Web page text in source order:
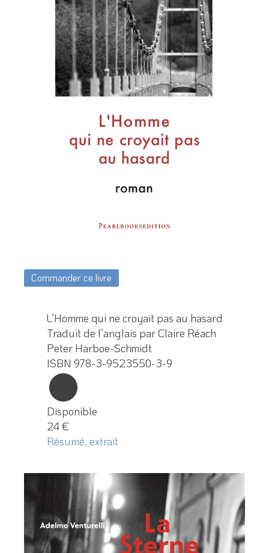
Commander ce livre
L’Homme qui ne croyait pas au hasard
Traduit de l’anglais par Claire Réach
Peter Harboe-Schmidt
ISBN 978-3-9523550-3-9
Disponible
24 €
Résumé, extrait